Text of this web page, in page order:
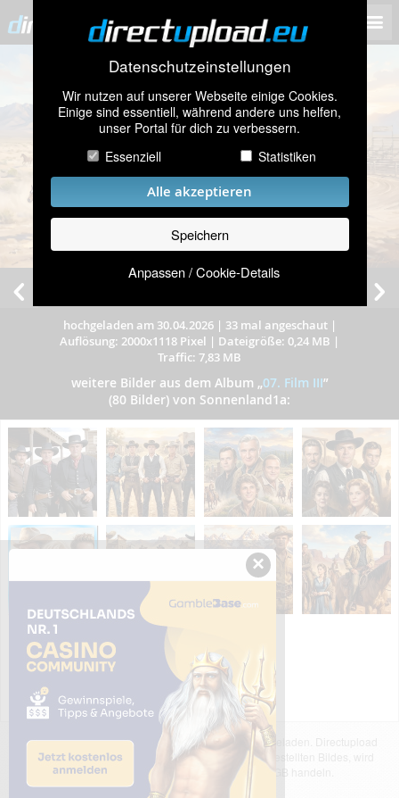
Datenschutzeinstellungen
Wir nutzen auf unserer Webseite einige Cookies.
Einige sind essentiell, während andere uns helfen,
unser Portal für dich zu verbessern.
Essenziell
Statistiken
Alle akzeptieren
Speichern
Anpassen / Cookie-Details
Heike, Torsten u.a.
hochgeladen am 30.04.2026| 33 mal angeschaut|
Auflösung: 2000x1118 Pixel | Dateigröße: 0,24 MB |
Traffic: 7,83 MB
weitere Bilder aus dem Album „07. Film III”
(80 Bilder) von Sonnenland1a:
Das dargestellte Bild wurde von einem Nutzer hochgeladen. Directupload
übernimmt keinerlei Haftung für den Inhalt des dargestellten Bildes, wird
jedoch bei Verstößen nach §2(3) unserer AGB handeln.
×